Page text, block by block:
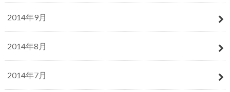
2014年9月
2014年8月
2014年7月